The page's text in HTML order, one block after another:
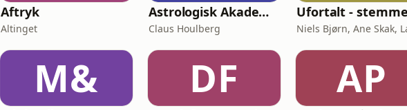
Aftryk
Altinget
Astrologisk Akademi's Podcast
Claus Houlberg
M& DF AP